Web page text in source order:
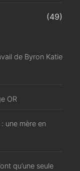
(49)
de Byron Katie
OR
une mère en
qu’une seule